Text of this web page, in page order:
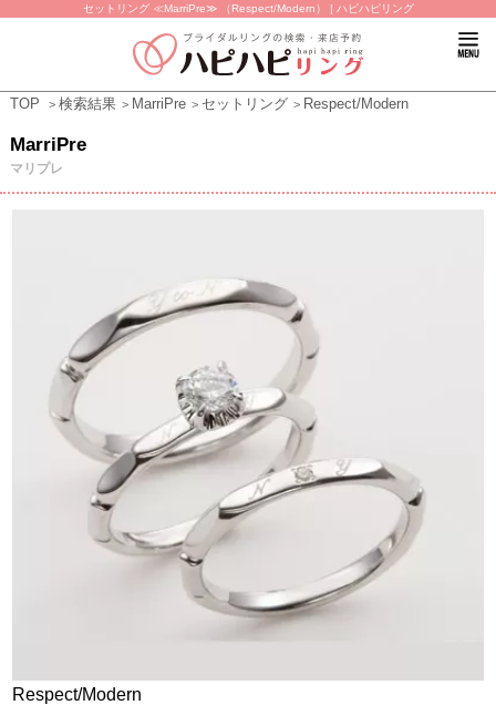
セットリング ≪MarriPre≫ （Respect/Modern） | ハピハピリング
TOP 検索結果 MarriPre セットリング Respect/Modern
MarriPre
マリプレ
Respect/Modern